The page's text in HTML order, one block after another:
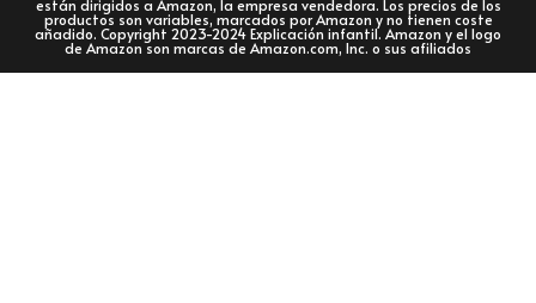
están dirigidos a Amazon, la empresa vendedora. Los precios de los
productos son variables, marcados por Amazon y no tienen coste
añadido. Copyright 2023-2024 Explicación infantil. Amazon y el logo
de Amazon son marcas de Amazon.com, Inc. o sus afiliados